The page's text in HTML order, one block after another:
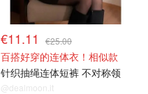
€11.11 €25.00
百搭好穿的连体衣！相似款
针织抽绳连体短裤 不对称领
@dealmoon.it